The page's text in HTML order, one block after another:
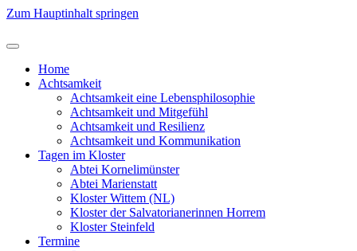
Zum Hauptinhalt springen
Home
Achtsamkeit
Achtsamkeit eine Lebensphilosophie
Achtsamkeit und Mitgefühl
Achtsamkeit und Resilienz
Achtsamkeit und Kommunikation
Tagen im Kloster
Abtei Kornelimünster
Abtei Marienstatt
Kloster Wittem (NL)
Kloster der Salvatorianerinnen Horrem
Kloster Steinfeld
Termine